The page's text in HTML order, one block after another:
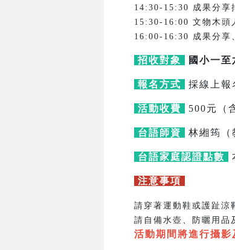
14:30-15:30 成果分享
15:30-16:00 文物木頭
16:00-16:30 成果分享
招收對象 國小一至
報名方式 採線上報
活動收費 500元（
台語師資 林緗筠（
台語家庭認證點數
注意事項
請穿著運動鞋或護趾涼
請自備水壺、防曬用品
活動期間將進行攝影